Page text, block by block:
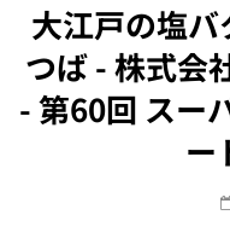
大江戸の塩
つば - 株式会
- 第60回 スー
ー